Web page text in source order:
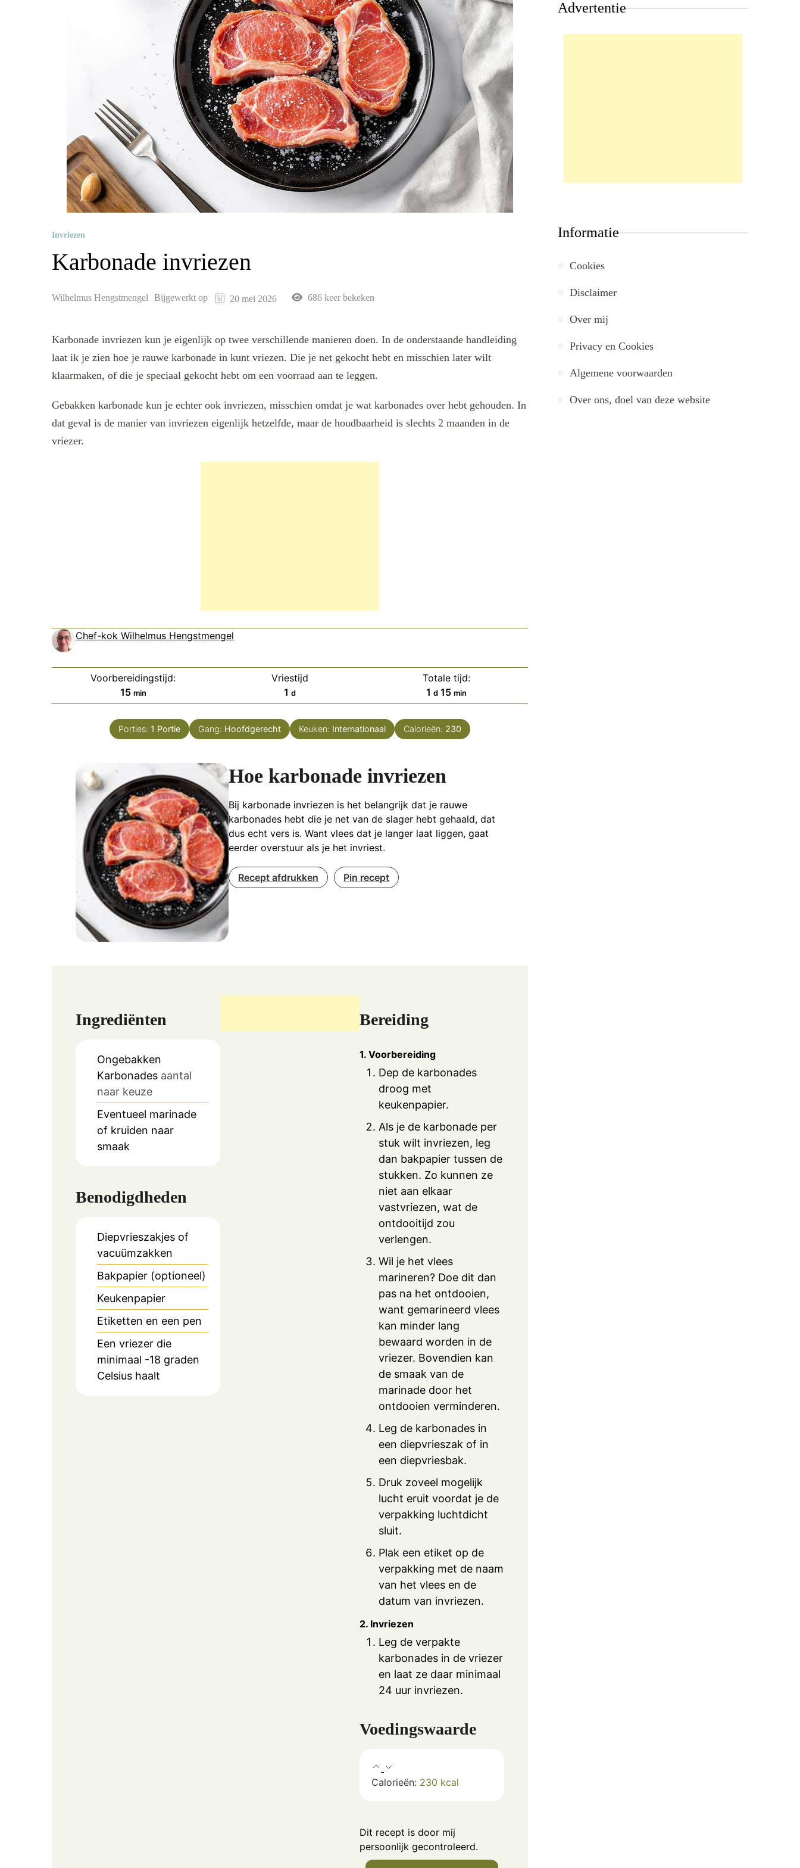
Invriezen
Karbonade invriezen
Wilhelmus Hengstmengel Bijgewerkt op 20 mei 2026 686 keer bekeken
Karbonade invriezen kun je eigenlijk op twee verschillende manieren doen. In de onderstaande handleiding
laat ik je zien hoe je rauwe karbonade in kunt vriezen. Die je net gekocht hebt en misschien later wilt
klaarmaken, of die je speciaal gekocht hebt om een voorraad aan te leggen.
Gebakken karbonade kun je echter ook invriezen, misschien omdat je wat karbonades over hebt gehouden. In
dat geval is de manier van invriezen eigenlijk hetzelfde, maar de houdbaarheid is slechts 2 maanden in de
vriezer.
Chef-kok Wilhelmus Hengstmengel
Voorbereidingstijd:
15minuten
min
Vriestijd
1 dag
d
Totale tijd:
1 dag
d 15minuten
min
Porties: 1 Portie Gang: Hoofdgerecht Keuken: Internationaal Calorieën: 230
Hoe karbonade invriezen
Bij karbonade invriezen is het belangrijk dat je rauwe
karbonades hebt die je net van de slager hebt gehaald, dat
dus echt vers is. Want vlees dat je langer laat liggen, gaat
eerder overstuur als je het invriest.
Recept afdrukken Pin recept
Ingrediënten
Ongebakken
Karbonades aantal
naar keuze
Eventueel marinade
of kruiden naar
smaak
Benodigdheden
Diepvrieszakjes of
vacuümzakken
Bakpapier (optioneel)
Keukenpapier
Etiketten en een pen
Een vriezer die
minimaal -18 graden
Celsius haalt
Bereiding
1. Voorbereiding
Dep de karbonades
droog met
keukenpapier.
Als je de karbonade per
stuk wilt invriezen, leg
dan bakpapier tussen de
stukken. Zo kunnen ze
niet aan elkaar
vastvriezen, wat de
ontdooitijd zou
verlengen.
Wil je het vlees
marineren? Doe dit dan
pas na het ontdooien,
want gemarineerd vlees
kan minder lang
bewaard worden in de
vriezer. Bovendien kan
de smaak van de
marinade door het
ontdooien verminderen.
Leg de karbonades in
een diepvrieszak of in
een diepvriesbak.
Druk zoveel mogelijk
lucht eruit voordat je de
verpakking luchtdicht
sluit.
Plak een etiket op de
verpakking met de naam
van het vlees en de
datum van invriezen.
2. Invriezen
Leg de verpakte
karbonades in de vriezer
en laat ze daar minimaal
24 uur invriezen.
Voedingswaarde
Calorieën: 230 kcal
Dit recept is door mij
persoonlijk gecontroleerd.
Advertentie
Informatie
Cookies
Disclaimer
Over mij
Privacy en Cookies
Algemene voorwaarden
Over ons, doel van deze website